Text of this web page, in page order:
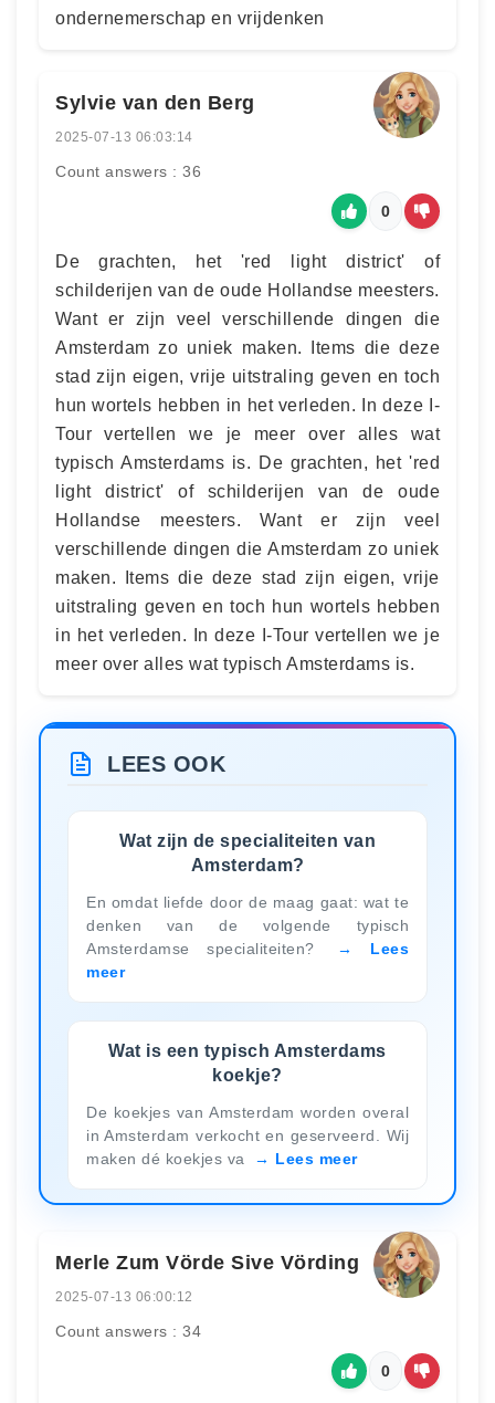
ondernemerschap en vrijdenken
Sylvie van den Berg
2025-07-13 06:03:14
Count answers : 36
0
De grachten, het 'red light district' of
schilderijen van de oude Hollandse meesters.
Want er zijn veel verschillende dingen die
Amsterdam zo uniek maken. Items die deze
stad zijn eigen, vrije uitstraling geven en toch
hun wortels hebben in het verleden. In deze I-
Tour vertellen we je meer over alles wat
typisch Amsterdams is. De grachten, het 'red
light district' of schilderijen van de oude
Hollandse meesters. Want er zijn veel
verschillende dingen die Amsterdam zo uniek
maken. Items die deze stad zijn eigen, vrije
uitstraling geven en toch hun wortels hebben
in het verleden. In deze I-Tour vertellen we je
meer over alles wat typisch Amsterdams is.
LEES OOK
Wat zijn de specialiteiten van
Amsterdam?
En omdat liefde door de maag gaat: wat te
denken van de volgende typisch
Amsterdamse specialiteiten?
Lees
meer
Wat is een typisch Amsterdams
koekje?
De koekjes van Amsterdam worden overal
in Amsterdam verkocht en geserveerd. Wij
maken dé koekjes va
Lees meer
Merle Zum Vörde Sive Vörding
2025-07-13 06:00:12
Count answers : 34
0